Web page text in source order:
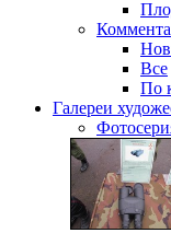
Все
По
Галереи